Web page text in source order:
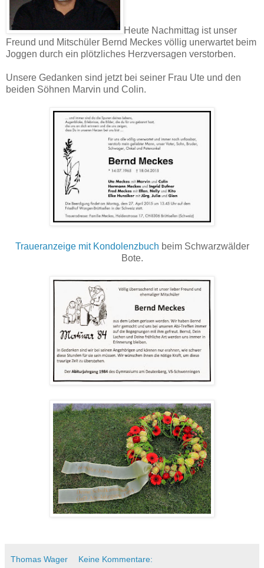
Heute Nachmittag ist unser
Freund und Mitschüler Bernd Meckes völlig unerwartet beim
Joggen durch ein plötzliches Herzversagen verstorben.
Unsere Gedanken sind jetzt bei seiner Frau Ute und den
beiden Söhnen Marvin und Colin.
Traueranzeige mit Kondolenzbuch beim Schwarzwälder
Bote.
Thomas Wager Keine Kommentare: